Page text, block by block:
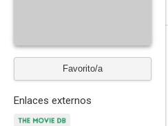
Favorito/a
Enlaces externos